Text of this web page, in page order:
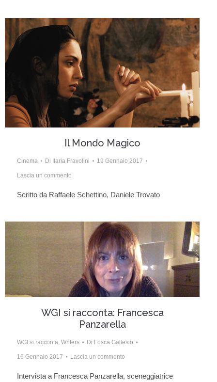
Il Mondo Magico
Cinema Di Ilaria Fravolini 19 Gennaio 2017
Lascia un commento
Scritto da Raffaele Schettino, Daniele Trovato
WGI si racconta: Francesca
Panzarella
WGI si racconta, Writers Di Fosca Gallesio
16 Gennaio 2017 Lascia un commento
Intervista a Francesca Panzarella, sceneggiatrice